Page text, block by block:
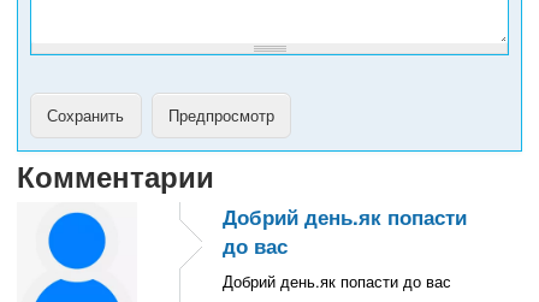
Комментарии
Добрий день.як попасти
до вас
Добрий день.як попасти до вас